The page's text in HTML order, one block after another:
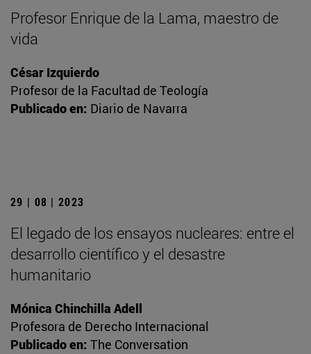
Profesor Enrique de la Lama, maestro de
vida
César Izquierdo
Profesor de la Facultad de Teología
Publicado en: Diario de Navarra
29 | 08 | 2023
El legado de los ensayos nucleares: entre el
desarrollo científico y el desastre
humanitario
Mónica Chinchilla Adell
Profesora de Derecho Internacional
Publicado en: The Conversation